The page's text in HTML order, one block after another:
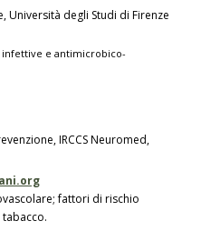
Università degli Studi di Firenze
e antimicrobico-
IRCCS Neuromed,
fattori di rischio